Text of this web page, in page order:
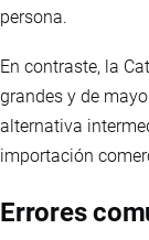
persona.
En contraste, la
grandes y de
alternativa
importación
Errores